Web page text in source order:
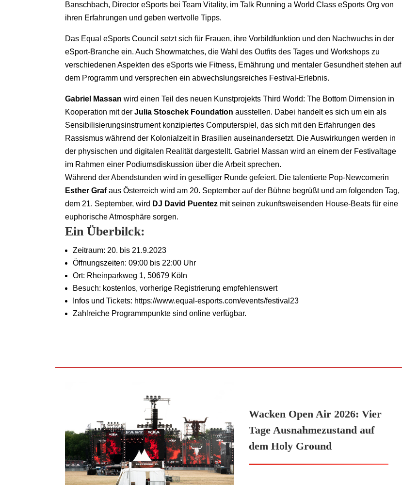
Banschbach, Director eSports bei Team Vitality, im Talk Running a World Class eSports Org von
ihren Erfahrungen und geben wertvolle Tipps.
Das Equal eSports Council setzt sich für Frauen, ihre Vorbildfunktion und den Nachwuchs in der
eSport-Branche ein. Auch Showmatches, die Wahl des Outfits des Tages und Workshops zu
verschiedenen Aspekten des eSports wie Fitness, Ernährung und mentaler Gesundheit stehen auf
dem Programm und versprechen ein abwechslungsreiches Festival-Erlebnis.
Gabriel Massanwird einen Teil des neuen Kunstprojekts Third World: The Bottom Dimension in
Kooperation mit derJulia Stoschek Foundation ausstellen. Dabei handelt es sich um ein als
Sensibilisierungsinstrument konzipiertes Computerspiel, das sich mit den Erfahrungen des
Rassismus während der Kolonialzeit in Brasilien auseinandersetzt. Die Auswirkungen werden in
der physischen und digitalen Realität dargestellt. Gabriel Massan wird an einem der Festivaltage
im Rahmen einer Podiumsdiskussion über die Arbeit sprechen.
Während der Abendstunden wird in geselliger Runde gefeiert. Die talentierte Pop-Newcomerin
Esther Grafaus Österreich wird am 20. September auf der Bühne begrüßt und am folgenden Tag,
dem 21. September, wird DJ David Puentez mit seinen zukunftsweisenden House-Beats für eine
euphorische Atmosphäre sorgen.
Ein Überbilck:
Zeitraum: 20. bis 21.9.2023
Öffnungszeiten: 09:00 bis 22:00 Uhr
Ort: Rheinparkweg 1, 50679 Köln
Besuch: kostenlos, vorherige Registrierung empfehlenswert
Infos und Tickets: https://www.equal-esports.com/events/festival23
Zahlreiche Programmpunkte sind online verfügbar.
Wacken Open Air 2026: Vier
Tage Ausnahmezustand auf
dem Holy Ground